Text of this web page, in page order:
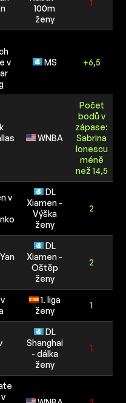
100m
ženy
1
v
MS +6,5
WNBA
Počet
bodů v
zápase:
Sabrina
Ionescu
méně
než 14,5
v
DL
Xiamen -
Výška
ženy
2
DL
Xiamen -
Oštěp
ženy
2
1. liga
ženy
1
DL
Shanghai
- dálka
ženy
1